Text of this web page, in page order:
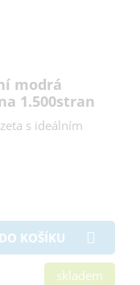
modrá
1.500stran
s ideálním
DO KOŠÍKU
skladem